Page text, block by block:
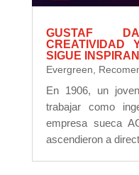
GUSTAF
CREATIVIDAD
SIGUE
Evergreen
En 1906, un
trabajar como
empresa sueca
ascendieron a